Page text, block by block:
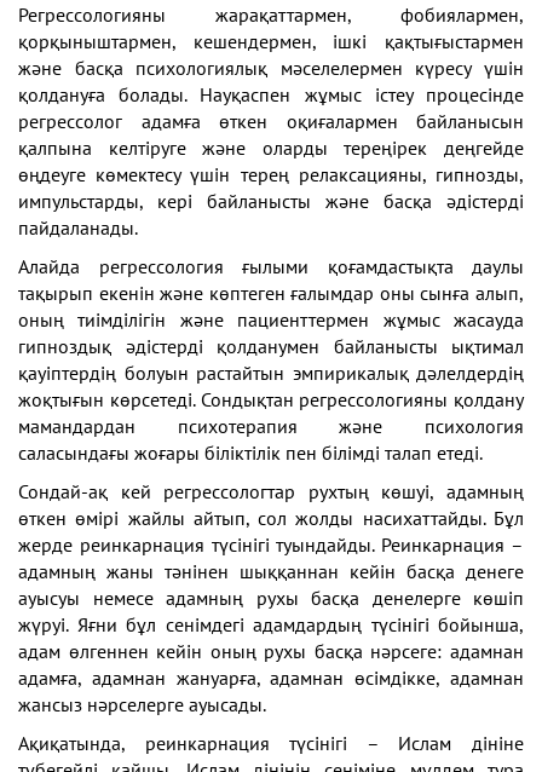
Регрессологияны жарақаттармен, фобиялармен,
қорқыныштармен, кешендермен, ішкі қақтығыстармен
және басқа психологиялық мәселелермен күресу үшін
қолдануға болады. Науқаспен жұмыс істеу процесінде
регрессолог адамға өткен оқиғалармен байланысын
қалпына келтіруге және оларды тереңірек деңгейде
өңдеуге көмектесу үшін терең релаксацияны, гипнозды,
импульстарды, кері байланысты және басқа әдістерді
пайдаланады.
Алайда регрессология ғылыми қоғамдастықта даулы
тақырып екенін және көптеген ғалымдар оны сынға алып,
оның тиімділігін және пациенттермен жұмыс жасауда
гипноздық әдістерді қолданумен байланысты ықтимал
қауіптердің болуын растайтын эмпирикалық дәлелдердің
жоқтығын көрсетеді. Сондықтан регрессологияны қолдану
мамандардан психотерапия және психология
саласындағы жоғары біліктілік пен білімді талап етеді.
Сондай-ақ кей регрессологтар рухтың көшуі, адамның
өткен өмірі жайлы айтып, сол жолды насихаттайды. Бұл
жерде реинкарнация түсінігі туындайды. Реинкарнация –
адамның жаны тәнінен шыққаннан кейін басқа денеге
ауысуы немесе адамның рухы басқа денелерге көшіп
жүруі. Яғни бұл сенімдегі адамдардың түсінігі бойынша,
адам өлгеннен кейін оның рухы басқа нәрсеге: адамнан
адамға, адамнан жануарға, адамнан өсімдікке, адамнан
жансыз нәрселерге ауысады.
Ақиқатында, реинкарнация түсінігі – Ислам дініне